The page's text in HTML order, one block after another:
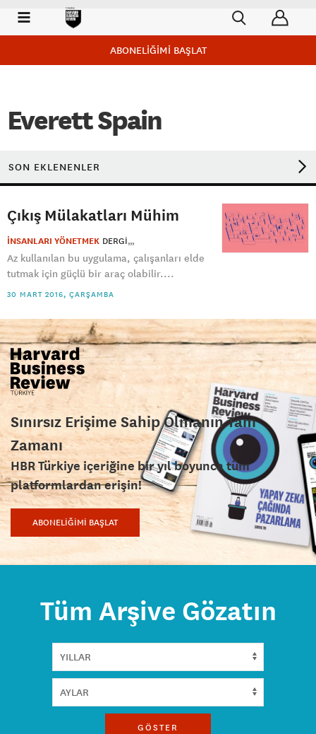
ABONELİĞİMİ BAŞLAT
Everett Spain
SON EKLENENLER
Çıkış Mülakatları Mühim
İNSANLARI YÖNETMEK DERGI
Az kullanılan bu uygulama, çalışanları elde
tutmak için güçlü bir araç olabilir....
30 MART 2016, ÇARŞAMBA
Sınırsız Erişime Sahip Olmanın Tam
Zamanı
HBR Türkiye içeriğine bir yıl boyunca tüm
platformlardan erişin!
ABONELİĞİMİ BAŞLAT
Tüm Arşive Gözatın
GÖSTER